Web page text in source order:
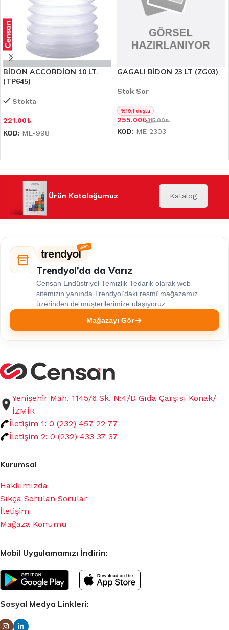
BİDON ACCORDİON 10 LT.
(TP645)
Stokta
221.00₺
KOD: ME-998
GAGALI BİDON 23 LT (ZG03)
Stok Sor
%19,1 düştü
255.00₺315.00₺
KOD: ME-2303
Ürün Kataloğumuz Katalog
trendyol
Trendyol’da da Varız
Censan Endüstriyel Temizlik Tedarik olarak web
sitemizin yanında Trendyol’daki resmî mağazamız
üzerinden de müşterilerimize ulaşıyoruz.
Mağazayı Gör
Yenişehir Mah. 1145/6 Sk. N:4/D Gıda Çarşısı Konak/
İZMİR
İletişim 1: 0 (232) 457 22 77
İletişim 2: 0 (232) 433 37 37
Kurumsal
Hakkımızda
Sıkça Sorulan Sorular
İletişim
Mağaza Konumu
Mobil Uygulamamızı İndirin:
Sosyal Medya Linkleri: